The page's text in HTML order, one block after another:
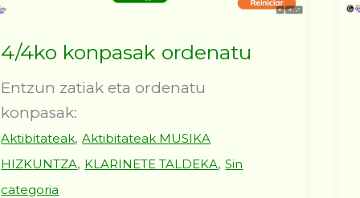
4/4ko konpasak ordenatu
Entzun zatiak eta ordenatu
konpasak:
Aktibitateak,Aktibitateak MUSIKA
HIZKUNTZA, KLARINETE TALDEKA,Sin
categoria